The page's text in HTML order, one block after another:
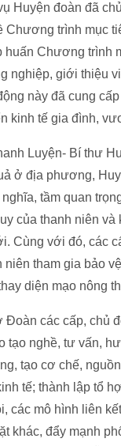
Huyện đoàn đã
Chương trình mục
huấn Chương trình
nghiệp, giới thiệu
này đã cung
kinh tế gia đình,
Luyện- Bí thư
ở địa phương,
tầm quan
của thanh niên
Cùng với đó, các
niên tham gia bảo
diện mạo nông
Đoàn các cấp, chủ
tạo nghề, tư vấn,
tạo cơ chế,
tế; thành lập tổ
các mô hình liên
khác, đẩy mạnh